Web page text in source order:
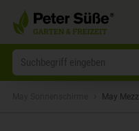
May